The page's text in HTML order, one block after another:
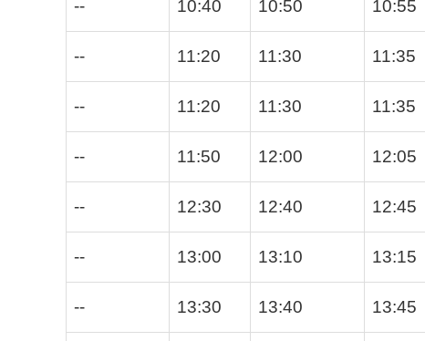
-- 10:40 10:50 10:55
-- 11:20 11:30 11:35
-- 11:20 11:30 11:35
-- 11:50 12:00 12:05
-- 12:30 12:40 12:45
-- 13:00 13:10 13:15
-- 13:30 13:40 13:45